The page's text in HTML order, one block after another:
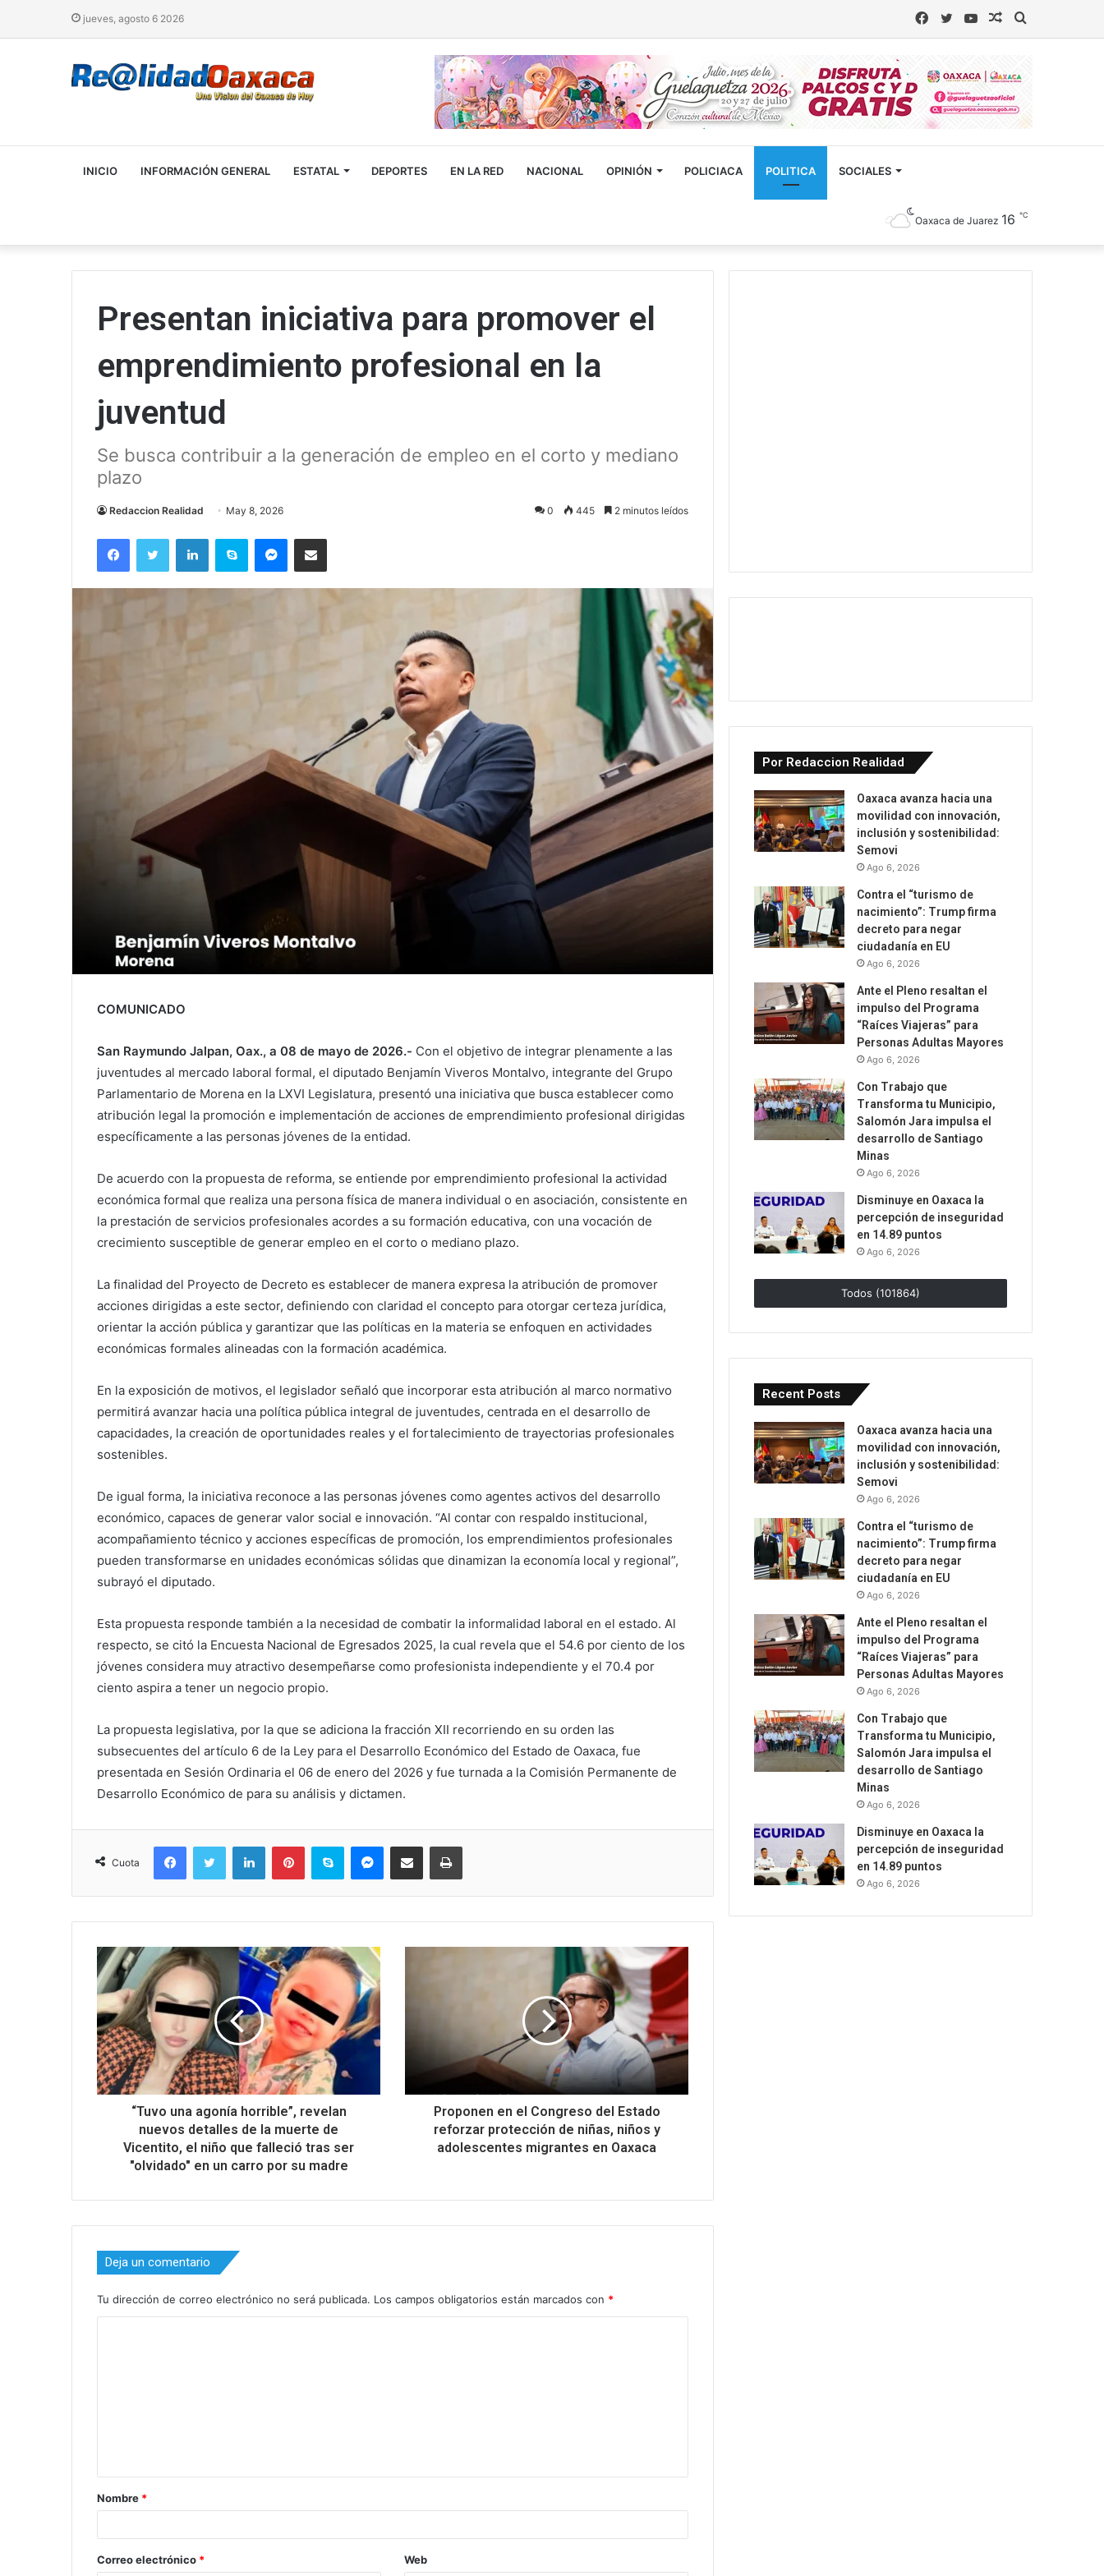
jueves, agosto 6 2026 Buscar
Artículo
YouTube
Twitter
Facebook
INICIO INFORMACIÓN GENERAL ESTATAL DEPORTES EN LA RED NACIONAL OPINIÓN POLICIACA POLITICA SOCIALES
Oaxaca de Juarez 16 ℃
Presentan iniciativa para promover el
emprendimiento profesional en la
juventud
Se busca contribuir a la generación de empleo en el corto y mediano
plazo
Redaccion Realidad May 8, 2026 0 445 2 minutos leídos
FacebookTwitter LinkedInSkype MessengerCompartir via correo electrónico
COMUNICADO
San Raymundo Jalpan, Oax., a 08 de mayo de 2026.- Con el objetivo de integrar plenamente a las
juventudes al mercado laboral formal, el diputado Benjamín Viveros Montalvo, integrante del Grupo
Parlamentario de Morena en la LXVI Legislatura, presentó una iniciativa que busca establecer como
atribución legal la promoción e implementación de acciones de emprendimiento profesional dirigidas
específicamente a las personas jóvenes de la entidad.
De acuerdo con la propuesta de reforma, se entiende por emprendimiento profesional la actividad
económica formal que realiza una persona física de manera individual o en asociación, consistente en
la prestación de servicios profesionales acordes a su formación educativa, con una vocación de
crecimiento susceptible de generar empleo en el corto o mediano plazo.
La finalidad del Proyecto de Decreto es establecer de manera expresa la atribución de promover
acciones dirigidas a este sector, definiendo con claridad el concepto para otorgar certeza jurídica,
orientar la acción pública y garantizar que las políticas en la materia se enfoquen en actividades
económicas formales alineadas con la formación académica.
En la exposición de motivos, el legislador señaló que incorporar esta atribución al marco normativo
permitirá avanzar hacia una política pública integral de juventudes, centrada en el desarrollo de
capacidades, la creación de oportunidades reales y el fortalecimiento de trayectorias profesionales
sostenibles.
De igual forma, la iniciativa reconoce a las personas jóvenes como agentes activos del desarrollo
económico, capaces de generar valor social e innovación. “Al contar con respaldo institucional,
acompañamiento técnico y acciones específicas de promoción, los emprendimientos profesionales
pueden transformarse en unidades económicas sólidas que dinamizan la economía local y regional”,
subrayó el diputado.
Esta propuesta responde también a la necesidad de combatir la informalidad laboral en el estado. Al
respecto, se citó la Encuesta Nacional de Egresados 2025, la cual revela que el 54.6 por ciento de los
jóvenes considera muy atractivo desempeñarse como profesionista independiente y el 70.4 por
ciento aspira a tener un negocio propio.
La propuesta legislativa, por la que se adiciona la fracción XII recorriendo en su orden las
subsecuentes del artículo 6 de la Ley para el Desarrollo Económico del Estado de Oaxaca, fue
presentada en Sesión Ordinaria el 06 de enero del 2026 y fue turnada a la Comisión Permanente de
Desarrollo Económico de para su análisis y dictamen.
Cuota
FacebookTwitter LinkedInPinterestSkype MessengerCompartir via correo electrónicoImpresión
“Tuvo una agonía horrible”, revelan
nuevos detalles de la muerte de
Vicentito, el niño que falleció tras ser
"olvidado" en un carro por su madre
Proponen en el Congreso del Estado
reforzar protección de niñas, niños y
adolescentes migrantes en Oaxaca
Deja un comentario
Tu dirección de correo electrónico no será publicada. Los campos obligatorios están marcados con *
a
r
Nombre *
Correo electrónico * Web
Por Redaccion Realidad
Oaxaca avanza hacia una
movilidad con innovación,
inclusión y sostenibilidad:
Semovi
Ago 6, 2026
Contra el “turismo de
nacimiento”: Trump firma
decreto para negar
ciudadanía en EU
Ago 6, 2026
Ante el Pleno resaltan el
impulso del Programa
“Raíces Viajeras” para
Personas Adultas Mayores
Ago 6, 2026
Con Trabajo que
Transforma tu Municipio,
Salomón Jara impulsa el
desarrollo de Santiago
Minas
Ago 6, 2026
Disminuye en Oaxaca la
percepción de inseguridad
en 14.89 puntos
Ago 6, 2026
Todos (101864)
Recent Posts
Oaxaca avanza hacia una
movilidad con innovación,
inclusión y sostenibilidad:
Semovi
Ago 6, 2026
Contra el “turismo de
nacimiento”: Trump firma
decreto para negar
ciudadanía en EU
Ago 6, 2026
Ante el Pleno resaltan el
impulso del Programa
“Raíces Viajeras” para
Personas Adultas Mayores
Ago 6, 2026
Con Trabajo que
Transforma tu Municipio,
Salomón Jara impulsa el
desarrollo de Santiago
Minas
Ago 6, 2026
Disminuye en Oaxaca la
percepción de inseguridad
en 14.89 puntos
Ago 6, 2026